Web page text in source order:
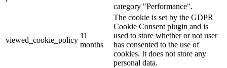
category "Performance".
viewed_cookie_policy
11
months
The cookie is set by the GDPR
Cookie Consent plugin and is
used to store whether or not user
has consented to the use of
cookies. It does not store any
personal data.